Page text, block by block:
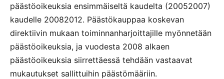
päästöoikeuksia ensimmäiseltä kaudelta (20052007)
kaudelle 20082012. Päästökauppaa koskevan
direktiivin mukaan toiminnanharjoittajille myönnetään
päästöoikeuksia, ja vuodesta 2008 alkaen
päästöoikeuksia siirrettäessä tehdään vastaavat
mukautukset sallittuihin päästömääriin.